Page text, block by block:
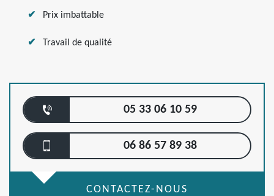
Prix imbattable
Travail de qualité
05 33 06 10 59
06 86 57 89 38
CONTACTEZ-NOUS